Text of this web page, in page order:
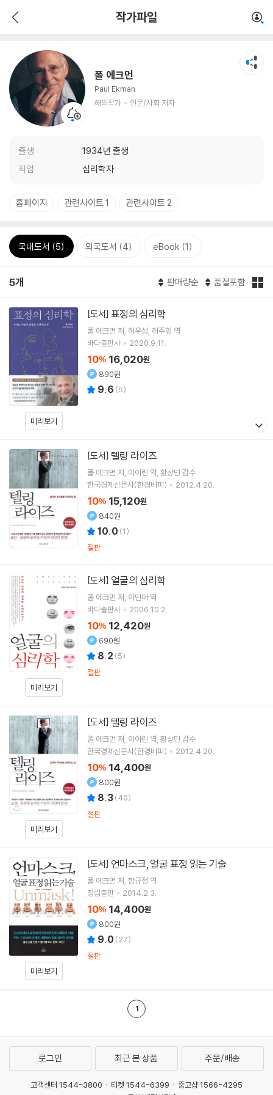
작가파일
폴 에크먼
Paul Ekman
해외작가
인문/사회 저자
출생
1934년 출생
직업
심리학자
홈페이지 관련사이트 1 관련사이트 2
국내도서 (5) 외국도서 (4) eBook (1)
5개 판매량순 품절포함
미리보기
[도서] 표정의 심리학
폴 에크먼 저 허우성 허주형 역
바다출판사
2020.9.11.
10% 16,020원
890원
9.6 (5)
[도서] 텔링 라이즈
폴 에크먼 저 이아린 역 황상민 감수
한국경제신문사(한경비피)
2012.4.20.
10% 15,120원
840원
10.0 (1)
절판
미리보기
[도서] 얼굴의 심리학
폴 에크먼 저 이민아역
바다출판사
2006.10.2.
10% 12,420원
690원
8.2 (5)
절판
미리보기
[도서] 텔링 라이즈
폴 에크먼 저 이아린 역 황상민 감수
한국경제신문사(한경비피)
2012.4.20.
10% 14,400원
800원
8.3(40)
절판
미리보기
[도서] 언마스크, 얼굴 표정 읽는 기술
폴 에크먼 저 함규정 역
청림출판
2014.2.3.
10% 14,400원
800원
9.0 (27)
절판
1
로그인 최근 본 상품 주문/배송
고객센터 1544-3800 티켓 1544-6399
중고샵 1566-4295